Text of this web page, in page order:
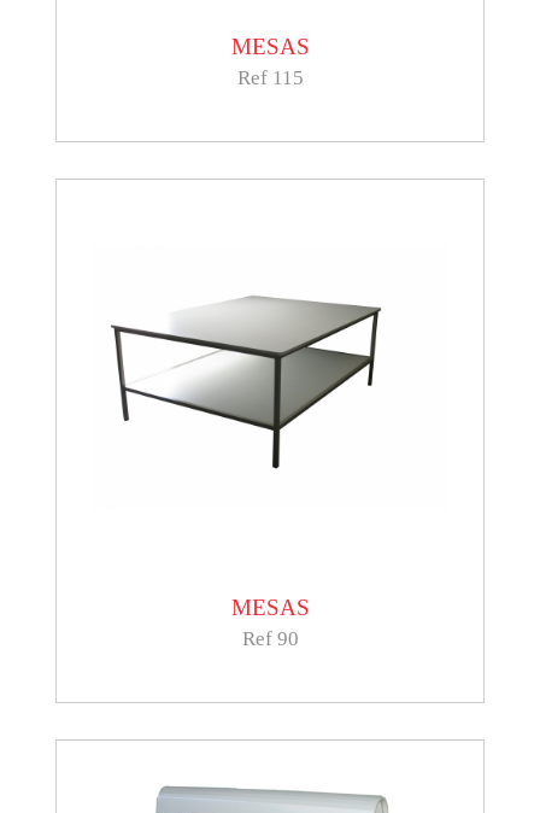
MESAS
Ref 115
MESAS
Ref 90